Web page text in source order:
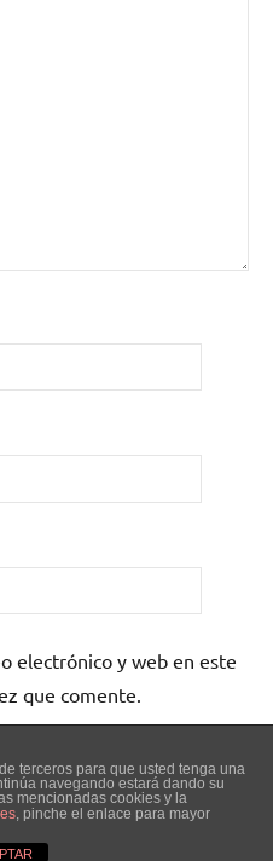
electrónico y web en este
que comente.
ThemeZee.
terceros para que usted tenga una
navegando estará dando su
mencionadas cookies y la
, pinche el enlace para mayor